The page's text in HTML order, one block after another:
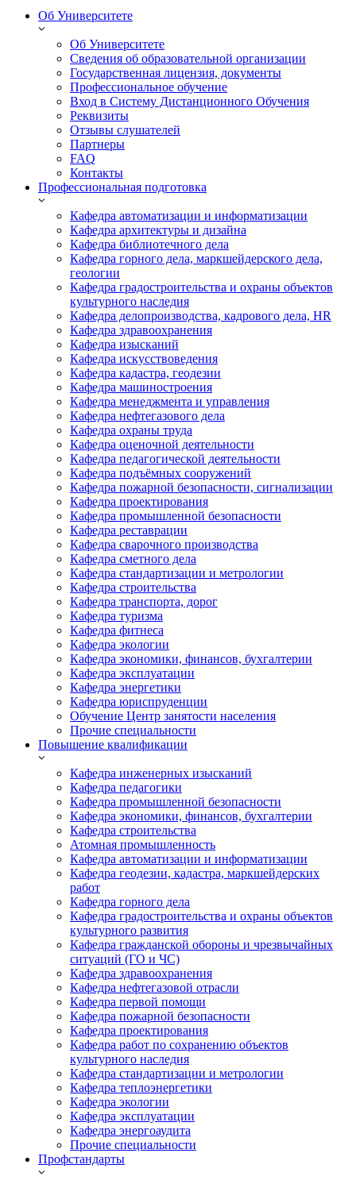
Об Университете
Об Университете
Сведения об образовательной организации
Государственная лицензия, документы
Профессиональное обучение
Вход в Систему Дистанционного Обучения
Реквизиты
Отзывы слушателей
Партнеры
FAQ
Контакты
Профессиональная подготовка
Кафедра автоматизации и информатизации
Кафедра архитектуры и дизайна
Кафедра библиотечного дела
Кафедра горного дела, маркшейдерского дела,
геологии
Кафедра градостроительства и охраны объектов
культурного наследия
Кафедра делопроизводства, кадрового дела, HR
Кафедра здравоохранения
Кафедра изысканий
Кафедра искусствоведения
Кафедра кадастра, геодезии
Кафедра машиностроения
Кафедра менеджмента и управления
Кафедра нефтегазового дела
Кафедра охраны труда
Кафедра оценочной деятельности
Кафедра педагогической деятельности
Кафедра подъёмных сооружений
Кафедра пожарной безопасности, сигнализации
Кафедра проектирования
Кафедра промышленной безопасности
Кафедра реставрации
Кафедра сварочного производства
Кафедра сметного дела
Кафедра стандартизации и метрологии
Кафедра строительства
Кафедра транспорта, дорог
Кафедра туризма
Кафедра фитнеса
Кафедра экологии
Кафедра экономики, финансов, бухгалтерии
Кафедра эксплуатации
Кафедра энергетики
Кафедра юриспруденции
Обучение Центр занятости населения
Прочие специальности
Повышение квалификации
Кафедра инженерных изысканий
Кафедра педагогики
Кафедра промышленной безопасности
Кафедра экономики, финансов, бухгалтерии
Кафедра строительства
Атомная промышленность
Кафедра автоматизации и информатизации
Кафедра геодезии, кадастра, маркшейдерских
работ
Кафедра горного дела
Кафедра градостроительства и охраны объектов
культурного развития
Кафедра гражданской обороны и чрезвычайных
ситуаций (ГО и ЧС)
Кафедра здравоохранения
Кафедра нефтегазовой отрасли
Кафедра первой помощи
Кафедра пожарной безопасности
Кафедра проектирования
Кафедра работ по сохранению объектов
культурного наследия
Кафедра стандартизации и метрологии
Кафедра теплоэнергетики
Кафедра экологии
Кафедра эксплуатации
Кафедра энергоаудита
Прочие специальности
Профстандарты